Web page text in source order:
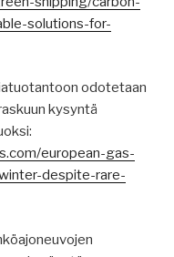
solutions-for-
odotetaan
kysyntä
european-gas-
despite-rare-